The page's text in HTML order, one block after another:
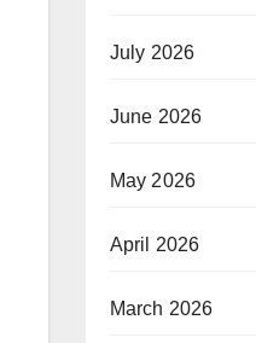
July 2026
June 2026
May 2026
April 2026
March 2026